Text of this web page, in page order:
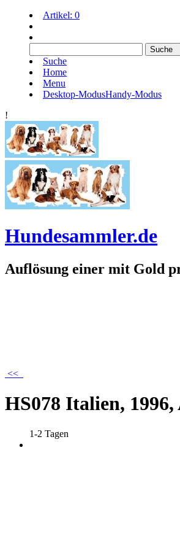
Artikel: 0
Suche
Home
Menu
Desktop-ModusHandy-Modus
!
Hundesammler.de
Auflösung einer mit Gold
<<
HS078 Italien,
1-2 Tagen